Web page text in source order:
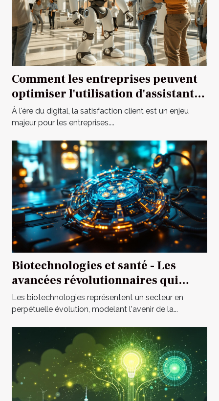
Comment les entreprises peuvent
optimiser l'utilisation d'assistants
IA pour le service client
À l'ère du digital, la satisfaction client est un enjeu
majeur pour les entreprises....
Biotechnologies et santé - Les
avancées révolutionnaires qui
changent la médecine
Les biotechnologies représentent un secteur en
perpétuelle évolution, modelant l'avenir de la...